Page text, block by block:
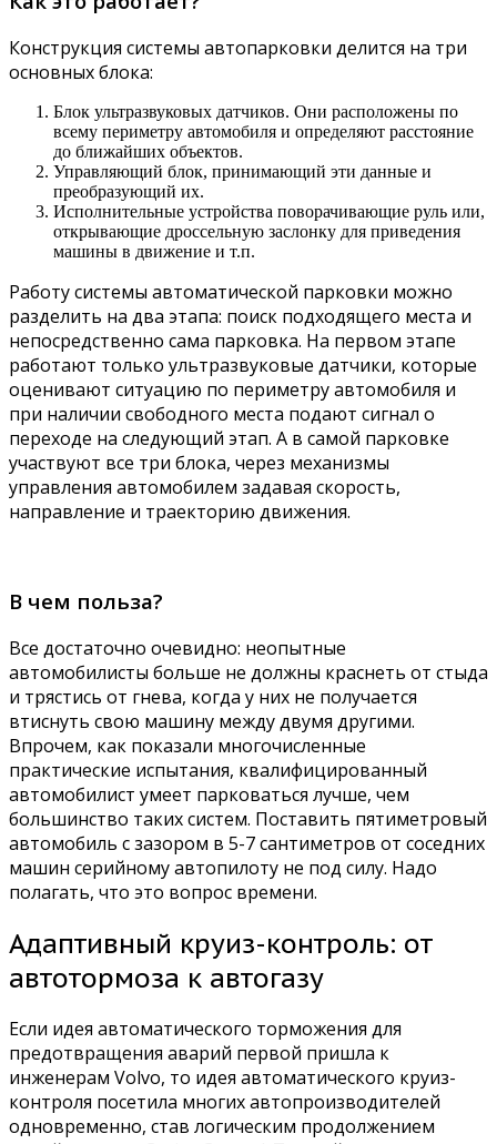
Конструкция системы автопарковки делится на три
основных блока:
Блок ультразвуковых датчиков. Они расположены по
всему периметру автомобиля и определяют расстояние
до ближайших объектов.
Управляющий блок, принимающий эти данные и
преобразующий их.
Исполнительные устройства поворачивающие руль или,
открывающие дроссельную заслонку для приведения
машины в движение и т.п.
Работу системы автоматической парковки можно
разделить на два этапа: поиск подходящего места и
непосредственно сама парковка. На первом этапе
работают только ультразвуковые датчики, которые
оценивают ситуацию по периметру автомобиля и
при наличии свободного места подают сигнал о
переходе на следующий этап. А в самой парковке
участвуют все три блока, через механизмы
управления автомобилем задавая скорость,
направление и траекторию движения.
В чем польза?
Все достаточно очевидно: неопытные
автомобилисты больше не должны краснеть от стыда
и трястись от гнева, когда у них не получается
втиснуть свою машину между двумя другими.
Впрочем, как показали многочисленные
практические испытания, квалифицированный
автомобилист умеет парковаться лучше, чем
большинство таких систем. Поставить пятиметровый
автомобиль с зазором в 5-7 сантиметров от соседних
машин серийному автопилоту не под силу. Надо
полагать, что это вопрос времени.
Адаптивный круиз-контроль: от
автотормоза к автогазу
Если идея автоматического торможения для
предотвращения аварий первой пришла к
инженерам Volvo, то идея автоматического круиз-
контроля посетила многих автопроизводителей
одновременно, став логическим продолжением